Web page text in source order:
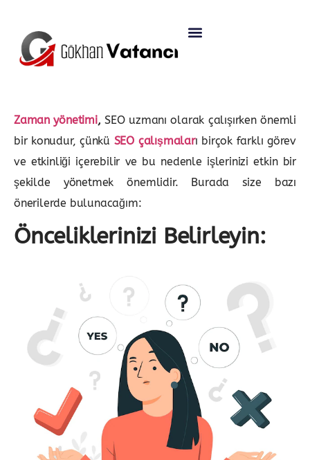
Zaman yönetimi, SEO uzmanı olarak çalışırken önemli
bir konudur, çünkü SEO çalışmaları birçok farklı görev
ve etkinliği içerebilir ve bu nedenle işlerinizi etkin bir
şekilde yönetmek önemlidir. Burada size bazı
önerilerde bulunacağım:
Önceliklerinizi Belirleyin: